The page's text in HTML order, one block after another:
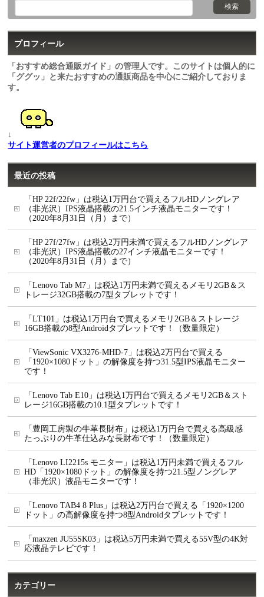
プロフィール
「おすすめ総合通販ガイド」の管理人です。このサイトは個人的に
「ググッ」と来たおすすめの通販商品を中心にご紹介しておりま
す。
↓
サイト運営者のプロフィールはこちら
最近の投稿
「HP 22f/22fw」は税込1万円台で買えるフルHDノングレア
（非光沢）IPS液晶搭載の21.5インチ液晶モニターです！
（2020年8月31日（月）まで）
「HP 27f/27fw」は税込2万円未満で買えるフルHDノングレア
（非光沢）IPS液晶搭載の27インチ液晶モニターです！
（2020年8月31日（月）まで）
「Lenovo Tab M7」は税込1万円未満で買えるメモリ2GB＆ス
トレージ32GB搭載の7型タブレットです！
「LT101」は税込1万円台で買えるメモリ2GB＆ストレージ
16GB搭載の8型Androidタブレットです！（数量限定）
「ViewSonic VX3276-MHD-7」は税込2万円台で買える
「1920×1080ドット」の解像度を持つ31.5型IPS液晶モニター
です！
「Lenovo Tab E10」は税込1万円台で買えるメモリ2GB＆スト
レージ16GB搭載の10.1型タブレットです！
「豊岡工房製の牛革長財布」は税込1万円台で買える高級感
たっぷりの牛革仕込みな長財布です！（数量限定）
「Lenovo LI2215s モニター」は税込1万円未満で買えるフル
HD「1920×1080ドット」の解像度を持つ21.5型ノングレア
（非光沢）液晶モニターです！
「Lenovo TAB4 8 Plus」は税込2万円台で買える「1920×1200
ドット」の高解像度を持つ8型Androidタブレットです！
「maxzen JU55SK03」は税込5万円未満で買える55V型の4K対
応液晶テレビです！
カテゴリー